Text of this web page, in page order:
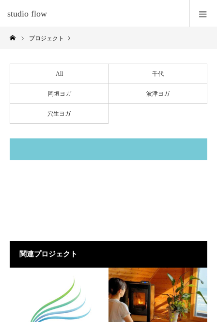
studio flow
プロジェクト
All 千代
岡垣ヨガ 波津ヨガ
穴生ヨガ
関連プロジェクト